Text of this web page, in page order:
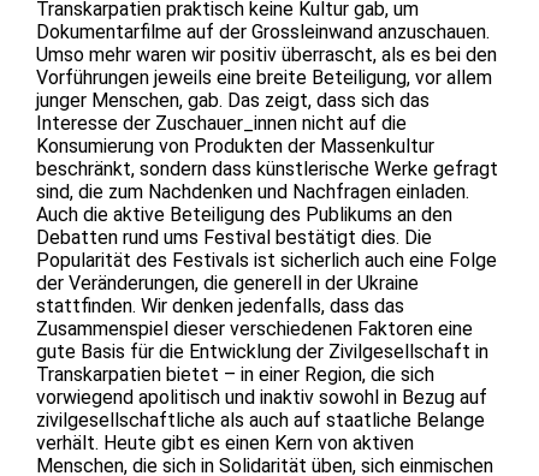
Transkarpatien praktisch keine Kultur gab, um
Dokumentarfilme auf der Grossleinwand anzuschauen.
Umso mehr waren wir positiv überrascht, als es bei den
Vorführungen jeweils eine breite Beteiligung, vor allem
junger Menschen, gab. Das zeigt, dass sich das
Interesse der Zuschauer_innen nicht auf die
Konsumierung von Produkten der Massenkultur
beschränkt, sondern dass künstlerische Werke gefragt
sind, die zum Nachdenken und Nachfragen einladen.
Auch die aktive Beteiligung des Publikums an den
Debatten rund ums Festival bestätigt dies. Die
Popularität des Festivals ist sicherlich auch eine Folge
der Veränderungen, die generell in der Ukraine
stattfinden. Wir denken jedenfalls, dass das
Zusammenspiel dieser verschiedenen Faktoren eine
gute Basis für die Entwicklung der Zivilgesellschaft in
Transkarpatien bietet – in einer Region, die sich
vorwiegend apolitisch und inaktiv sowohl in Bezug auf
zivilgesellschaftliche als auch auf staatliche Belange
verhält. Heute gibt es einen Kern von aktiven
Menschen, die sich in Solidarität üben, sich einmischen